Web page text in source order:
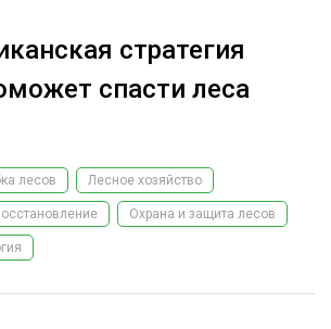
РЕКЛАМОДАТЕЛЯМстратегия
спасти леса
лесов Лесное хозяйство
Охрана и защита лесов